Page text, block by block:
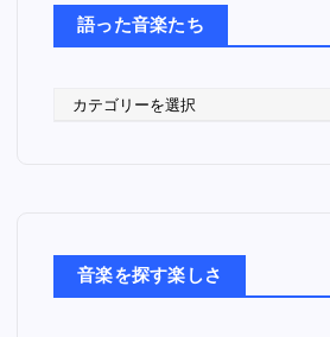
語った音楽たち
音楽を探す楽しさ